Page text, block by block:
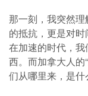
那一刻，我突然
的抵抗，更是对
在加速的时代，
西。而加拿大人的
们从哪里来，是什